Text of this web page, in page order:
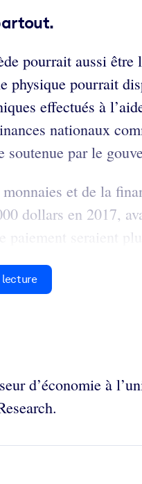
pourrait aussi
pourrait
effectués à
nationaux
par le
et de la
dollars en 2017,
seraient
lecture
d’économie à